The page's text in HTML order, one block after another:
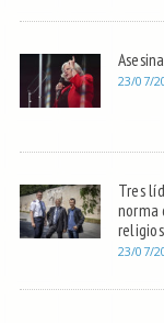
23/07/
Tres
norma
23/07/